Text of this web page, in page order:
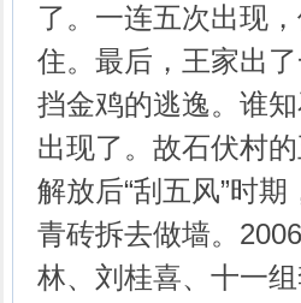
了。一连五次出现
住。最后，王家出
挡金鸡的逃逸。谁
出现了。故石伏村的
解放后“刮五风”时
青砖拆去做墙。
林、刘桂喜、十一